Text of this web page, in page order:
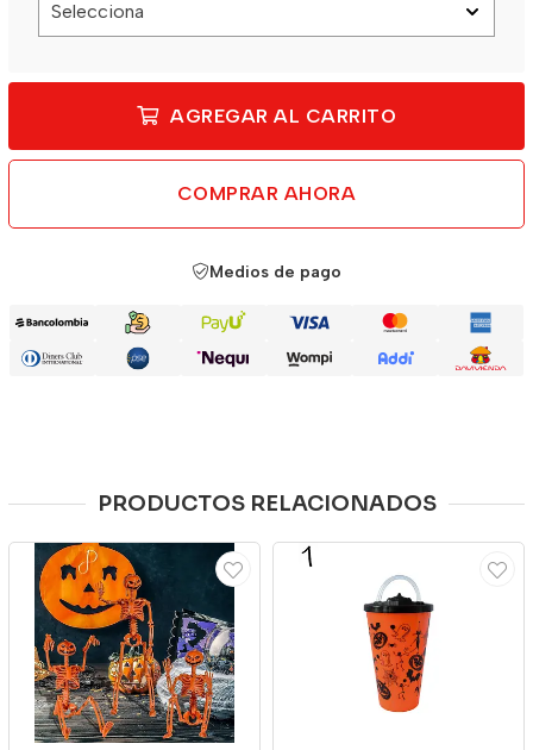
AGREGAR AL CARRITO
COMPRAR AHORA
Medios de pago
PRODUCTOS RELACIONADOS